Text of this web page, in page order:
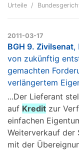
Urteile
2011-03-17
BGH 9. Zivilsenat,
von zukünftig
gemachten
verlängertem
...Der Lieferant
auf Kredit zur
einfachen
Weiterverkauf der
mit der